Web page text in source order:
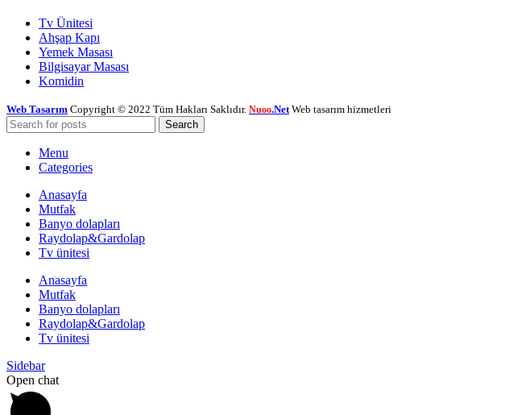
Tv Ünitesi
Ahşap Kapı
Yemek Masası
Bilgisayar Masası
Komidin
Web Tasarım Copyright © 2022 Tüm Hakları Saklıdır. Nuoo.Net Web tasarım hizmetleri
Search
Menu
Categories
Anasayfa
Mutfak
Banyo dolapları
Raydolap&Gardolap
Tv ünitesi
Anasayfa
Mutfak
Banyo dolapları
Raydolap&Gardolap
Tv ünitesi
Sidebar
Open chat